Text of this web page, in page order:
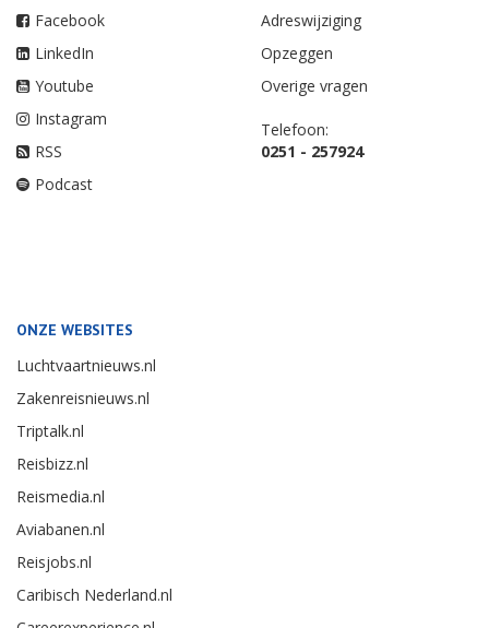
Facebook
LinkedIn
Youtube
Instagram
RSS
Podcast
Adreswijziging
Opzeggen
Overige vragen
Telefoon:
0251 - 257924
ONZE WEBSITES
Luchtvaartnieuws.nl
Zakenreisnieuws.nl
Triptalk.nl
Reisbizz.nl
Reismedia.nl
Aviabanen.nl
Reisjobs.nl
Caribisch Nederland.nl